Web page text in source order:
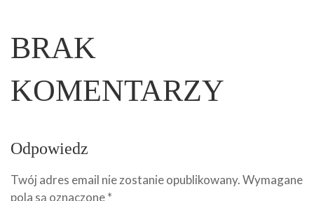
BRAK
KOMENTARZY
Odpowiedz
Twój adres email nie zostanie opublikowany.Wymagane
pola są oznaczone*